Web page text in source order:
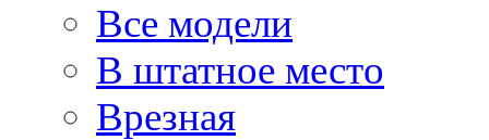
Все модели
В штатное место
Врезная